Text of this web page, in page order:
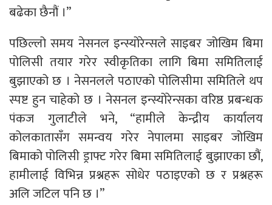
बढेका छैनौं ।”
पछिल्लो समय नेसनल इन्स्योरेन्सले साइबर जोखिम बिमा
पोलिसी तयार गरेर स्वीकृतिका लागि बिमा समितिलाई
बुझाएको छ । नेसनलले पठाएको पोलिसीमा समितिले थप
स्पष्ट हुन चाहेको छ । नेसनल इन्स्योरेन्सका वरिष्ठ प्रबन्धक
पंकज गुलाटीले भने, “हामीले केन्द्रीय कार्यालय
कोलकातासँग समन्वय गरेर नेपालमा साइबर जोखिम
बिमाको पोलिसी ड्राफ्ट गरेर बिमा समितिलाई बुझाएका छौं,
हामीलाई विभिन्न प्रश्नहरू सोधेर पठाइएको छ र प्रश्नहरू
अलि जटिल पनि छ ।”